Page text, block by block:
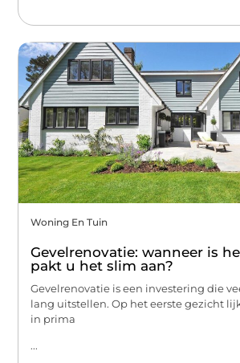
Woning En Tuin
Gevelrenovatie: wanneer is
pakt u het slim aan?
Gevelrenovatie is een investering die
lang uitstellen. Op het eerste gezicht
in prima
...